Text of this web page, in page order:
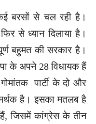
बरसों से चल रही है।
से ध्यान दिलाया है।
बहुमत की सरकार है।
के अपने 28 विधायक हैं
पार्टी के दो और
है। इसका मतलब है
हैं, जिसमें कांग्रेस के तीन